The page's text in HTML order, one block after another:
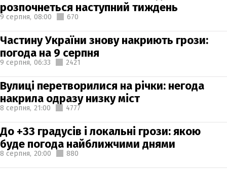
розпочнеться наступний тиждень
9 серпня, 08:00 670
Частину України знову накриють грози:
погода на 9 серпня
9 серпня, 06:33 2421
Вулиці перетворилися на річки: негода
накрила одразу низку міст
8 серпня, 21:00 4777
До +33 градусів і локальні грози: якою
буде погода найближчими днями
8 серпня, 20:00 880